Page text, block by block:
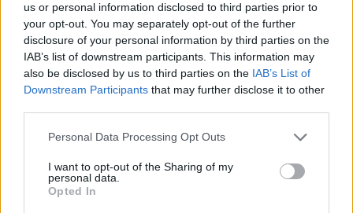
us or personal information disclosed to third parties prior to
your opt-out. You may separately opt-out of the further
disclosure of your personal information by third parties on the
IAB’s list of downstream participants. This information may
also be disclosed by us to third parties on the IAB’s List of
Downstream Participants that may further disclose it to other
Personal Data Processing Opt Outs
I want to opt-out of the Sharing of my
personal data.
Opted In
megfelelően leginkább a CDU-s jelölt, Armin
Laschet véleménye különbözött a többiekétől.
Meglepő volt, hogy a vita során szinte egy szó sem
esett külpolitikai vagy az Európai Uniót illető
tervekről. Az eseményt követően gyorsan meg is
érkeztek az első eredmények, miszerint ezt a vitát
is magasan nyerte Scholz a nézők körében.
A vita elején mindhárom kancellárjelöltnek meg kellett
neveznie prioritásokat a választási programjából. Először